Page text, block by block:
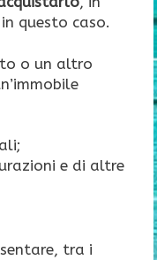
questo caso.
o un altro
e di altre
tra i